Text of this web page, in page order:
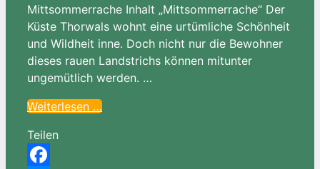
Mittsommerrache Inhalt „Mittsommerrache“ Der
Küste Thorwals wohnt eine urtümliche Schönheit
und Wildheit inne. Doch nicht nur die Bewohner
dieses rauen Landstrichs können mitunter
ungemütlich werden. …
Weiterlesen …
Teilen